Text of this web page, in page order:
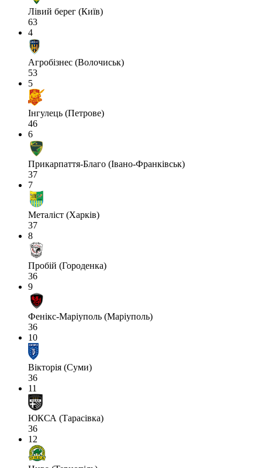
Лівий берег (Київ)
63
4
Агробізнес (Волочиськ)
53
5
Інгулець (Петрове)
46
6
Прикарпаття-Благо (Івано-Франківськ)
37
7
Металіст (Харків)
37
8
Пробій (Городенка)
36
9
Фенікс-Маріуполь (Маріуполь)
36
10
Вікторія (Суми)
36
11
ЮКСА (Тарасівка)
36
12